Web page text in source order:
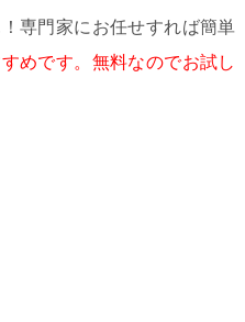
専門家にお任せすれば簡単
めです。無料なのでお試し